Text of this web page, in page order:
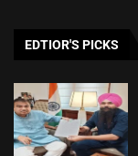
EDTIOR'S PICKS